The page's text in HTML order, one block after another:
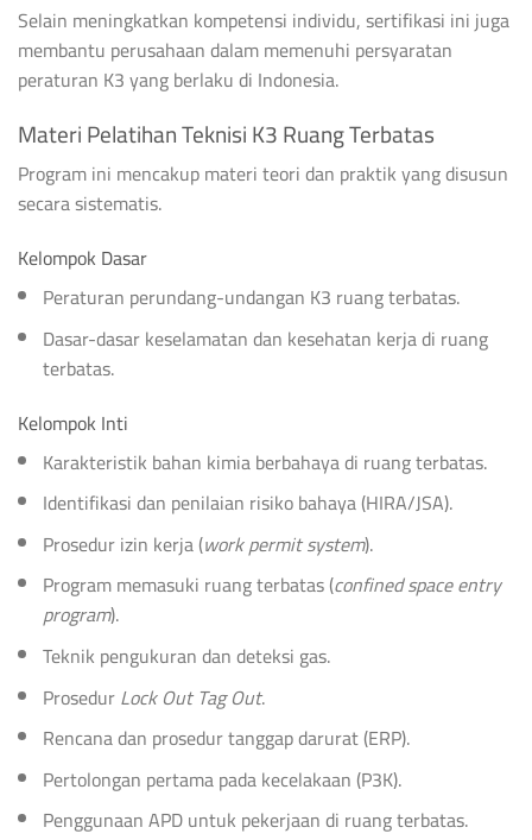
Selain meningkatkan kompetensi individu, sertifikasi ini juga
membantu perusahaan dalam memenuhi persyaratan
peraturan K3 yang berlaku di Indonesia.
Materi Pelatihan Teknisi K3 Ruang Terbatas
Program ini mencakup materi teori dan praktik yang disusun
secara sistematis.
Kelompok Dasar
Peraturan perundang-undangan K3 ruang terbatas.
Dasar-dasar keselamatan dan kesehatan kerja di ruang
terbatas.
Kelompok Inti
Karakteristik bahan kimia berbahaya di ruang terbatas.
Identifikasi dan penilaian risiko bahaya (HIRA/JSA).
Prosedur izin kerja (work permit system).
Program memasuki ruang terbatas (confined space entry
program).
Teknik pengukuran dan deteksi gas.
ProsedurLock Out Tag Out.
Rencana dan prosedur tanggap darurat (ERP).
Pertolongan pertama pada kecelakaan (P3K).
Penggunaan APD untuk pekerjaan di ruang terbatas.